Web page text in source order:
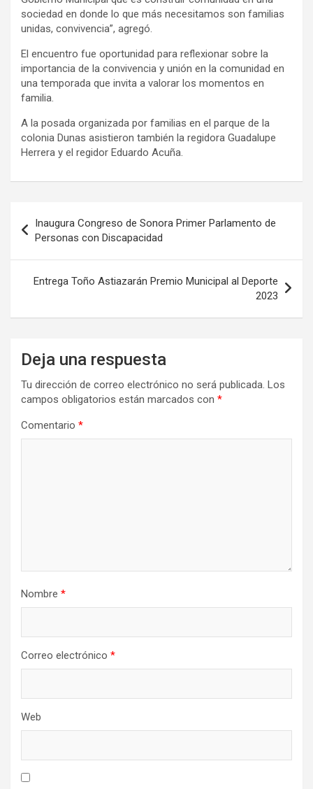
sociedad en donde lo que más necesitamos son familias
unidas, convivencia”, agregó.
El encuentro fue oportunidad para reflexionar sobre la
importancia de la convivencia y unión en la comunidad en
una temporada que invita a valorar los momentos en
familia.
A la posada organizada por familias en el parque de la
colonia Dunas asistieron también la regidora Guadalupe
Herrera y el regidor Eduardo Acuña.
de
entradas
Inaugura Congreso de Sonora Primer Parlamento de
Personas con Discapacidad
Entrega Toño Astiazarán Premio Municipal al Deporte
2023
Deja una respuesta
Tu dirección de correo electrónico no será publicada. Los
campos obligatorios están marcados con *
Comentario *
Nombre *
Correo electrónico *
Web